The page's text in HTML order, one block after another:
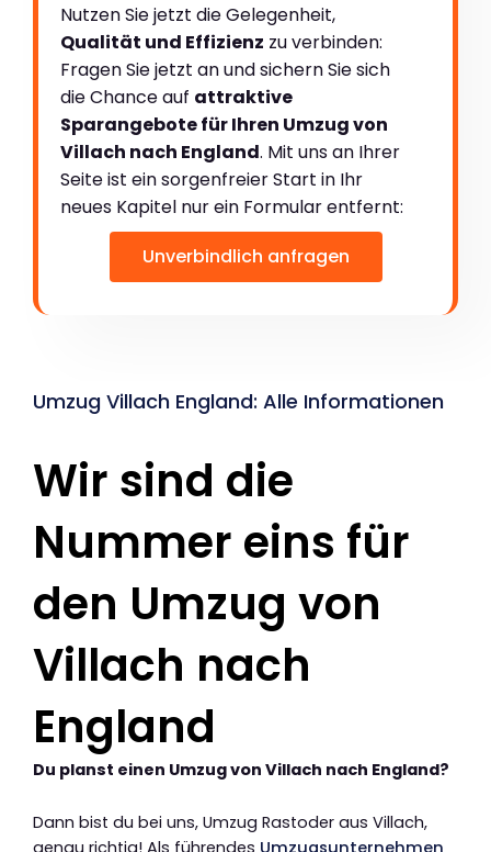
Nutzen Sie jetzt die Gelegenheit,
Qualität und Effizienz zu verbinden:
Fragen Sie jetzt an und sichern Sie sich
die Chance auf attraktive
Sparangebote für Ihren Umzug von
Villach nach England. Mit uns an Ihrer
Seite ist ein sorgenfreier Start in Ihr
neues Kapitel nur ein Formular entfernt:
Unverbindlich anfragen
Umzug Villach England: Alle Informationen
Wir sind die
Nummer eins für
den Umzug von
Villach nach
England
Du planst einen Umzug von Villach nach England?
Dann bist du bei uns, Umzug Rastoder aus Villach,